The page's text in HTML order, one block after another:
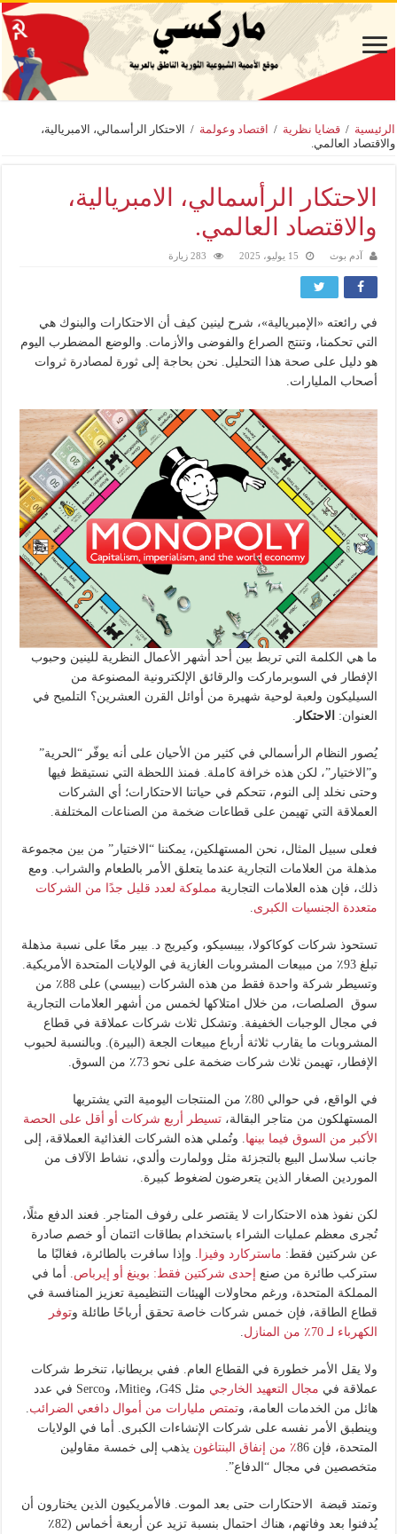
الرئيسية / قضايا نظرية / اقتصاد وعولمة /
الاحتكار الرأسمالي، الامبريالية،
والاقتصاد العالمي.
الاحتكار الرأسمالي، الامبريالية،
والاقتصاد العالمي.
آدم بوث 15 يوليو، 2025 283 زيارة
في رائعته «الإمبريالية»، شرح لينين كيف أن الاحتكارات والبنوك هي
التي تحكمنا، وتنتج الصراع والفوضى والأزمات. والوضع المضطرب اليوم
هو دليل على صحة هذا التحليل. نحن بحاجة إلى ثورة لمصادرة ثروات
أصحاب المليارات.
ما هي الكلمة التي تربط بين أحد أشهر الأعمال النظرية للينين وحبوب
الإفطار في السوبرماركت والرقائق الإلكترونية المصنوعة من
السيليكون ولعبة لوحية شهيرة من أوائل القرن العشرين؟ التلميح في
العنوان: الاحتكار
يُصور النظام الرأسمالي في كثير من الأحيان على أنه يوفّر “الحرية”
و”الاختيار”، لكن هذه خرافة كاملة. فمنذ اللحظة التي نستيقظ فيها
وحتى نخلد إلى النوم، تتحكم في حياتنا الاحتكارات؛ أي الشركات
العملاقة التي تهيمن على قطاعات ضخمة من الصناعات المختلفة.
فعلى سبيل المثال، نحن المستهلكين، يمكننا “الاختيار” من بين مجموعة
مذهلة من العلامات التجارية عندما يتعلق الأمر بالطعام والشراب. ومع
ذلك، فإن هذه العلامات التجارية مملوكة لعدد قليل جدًا من الشركات
متعددة الجنسيات الكبرى
تستحوذ شركات كوكاكولا، بيبسيكو، وكيريج د. بيبر معًا على نسبة مذهلة
تبلغ 93٪ من مبيعات المشروبات الغازية في الولايات المتحدة الأمريكية.
وتسيطر شركة واحدة فقط من هذه الشركات (بيبسي) على 88٪ من
سوق الصلصات، من خلال امتلاكها لخمس من أشهر العلامات التجارية
في مجال الوجبات الخفيفة. وتشكل ثلاث شركات عملاقة في قطاع
المشروبات ما يقارب ثلاثة أرباع مبيعات الجعة (البيرة). وبالنسبة لحبوب
الإفطار، تهيمن ثلاث شركات ضخمة على نحو 73٪ من السوق.
في الواقع، في حوالي 80٪ من المنتجات اليومية التي يشتريها
المستهلكون من متاجر البقالة،تسيطر أربع شركات أو أقل على الحصة
الأكبر من السوق فيما بينها . وتُملي هذه الشركات الغذائية العملاقة، إلى
جانب سلاسل البيع بالتجزئة مثل وولمارت وألدي، نشاط الآلاف من
الموردين الصغار الذين يتعرضون لضغوط كبيرة.
لكن نفوذ هذه الاحتكارات لا يقتصر على رفوف المتاجر. فعند الدفع مثلًا،
تُجرى معظم عمليات الشراء باستخدام بطاقات ائتمان أو خصم صادرة
عن شركتين فقط: ماستركارد وفيزا
. وإذا سافرت بالطائرة، فغالبًا ما
ستركب طائرة من صنع إحدى شركتين فقط: بوينغ أو إيرباص . أما في
المملكة المتحدة، ورغم محاولات الهيئات التنظيمية تعزيز المنافسة في
قطاع الطاقة، فإن خمس شركات خاصة تحقق أرباحًا طائلة وتوفر
الكهرباء لـ 70٪ من المنازل
ولا يقل الأمر خطورة في القطاع العام. ففي بريطانيا، تنخرط شركات
عملاقة في مجال التعهيد الخارجي
مثل G4S، وMitie، وSerco في عدد
هائل من الخدمات العامة، وتمتص مليارات من أموال دافعي الضرائب
وينطبق الأمر نفسه على شركات الإنشاءات الكبرى. أما في الولايات
المتحدة، فإن 86
٪ من إنفاق البنتاغون يذهب إلى خمسة مقاولين
متخصصين في مجال “الدفاع”.
وتمتد قبضة الاحتكارات حتى بعد الموت. فالأمريكيون الذين يختارون أن
يُدفنوا بعد وفاتهم، هناك احتمال بنسبة تزيد عن أربعة أخماس (82٪